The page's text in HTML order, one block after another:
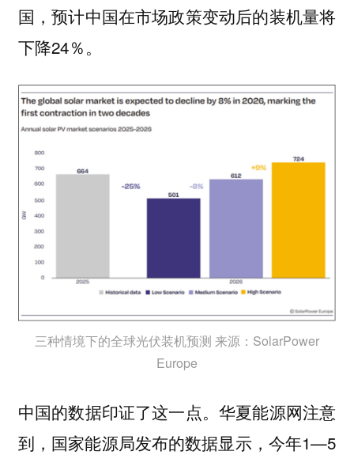
国，预计中国在市场政策变动后的装机量将
下降24％。
三种情境下的全球光伏装机预测 来源：SolarPower
Europe
中国的数据印证了这一点。华夏能源网注意
到，国家能源局发布的数据显示，今年1—5